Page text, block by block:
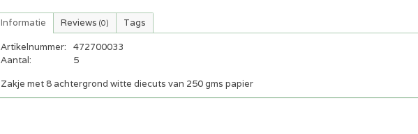
Informatie Reviews (0) Tags
Artikelnummer:
472700033
Aantal:
5
Zakje met 8 achtergrond witte diecuts van 250 gms papier